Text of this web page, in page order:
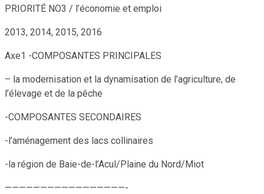
PRIORITÉ NO3 / l’économie et emploi
2013, 2014, 2015, 2016
Axe1 -COMPOSANTES PRINCIPALES
– la modernisation et la dynamisation de l’agriculture, de
l’élevage et de la pêche
-COMPOSANTES SECONDAIRES
-l’aménagement des lacs collinaires
-la région de Baie-de-l’Acul/Plaine du Nord/Miot
—————————————————-